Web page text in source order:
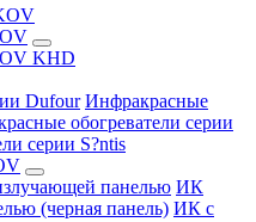
KHD
Dufour Инфракрасные
обогреватели серии
серии S?ntis
панелью ИК
(черная панель) ИК с